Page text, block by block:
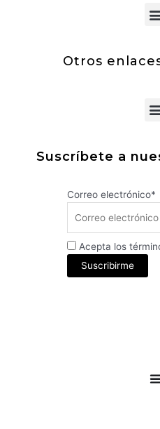
Otros
Suscríbete a
Correo electrónico*
Acepta los